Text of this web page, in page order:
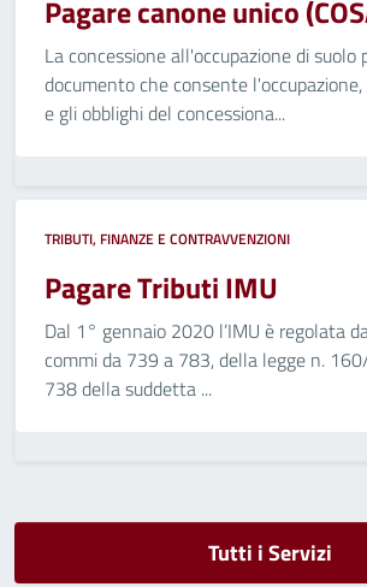
Pagare canone unico
La concessione all'occupazione di suolo
documento che consente
e gli obblighi del concessiona...
TRIBUTI, FINANZE E CONTRAVVENZIONI
Pagare Tributi IMU
Dal 1° gennaio 2020 l’IMU è regolata
commi da 739 a 783, della legge n.
738 della suddetta ...
Tutti i Servizi